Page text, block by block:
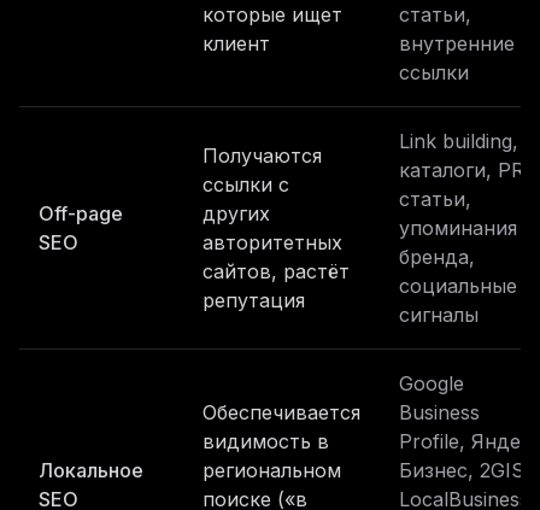
которые ищет
клиент
статьи,
внутренние
ссылки
Off-page
SEO
Получаются
ссылки с
других
авторитетных
сайтов, растёт
репутация
Link building,
каталоги, PR-
статьи,
упоминания
бренда,
социальные
сигналы
Локальное
SEO
Обеспечивается
видимость в
региональном
поиске («в
Google
Business
Profile,
Бизнес, 2GIS,
LocalBusiness